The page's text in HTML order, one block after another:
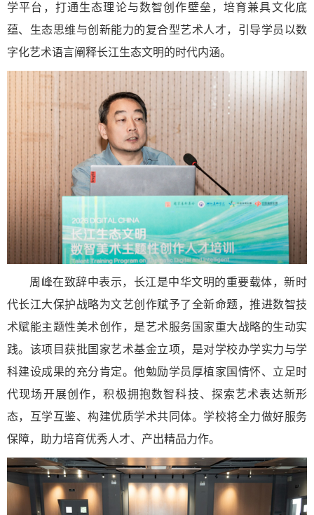
学平台，打通生态理论与数智创作壁垒，培育兼具文化底
蕴、生态思维与创新能力的复合型艺术人才，引导学员以数
字化艺术语言阐释长江生态文明的时代内涵。
周峰在致辞中表示，长江是中华文明的重要载体，新时
代长江大保护战略为文艺创作赋予了全新命题，推进数智技
术赋能主题性美术创作，是艺术服务国家重大战略的生动实
践。该项目获批国家艺术基金立项，是对学校办学实力与学
科建设成果的充分肯定。他勉励学员厚植家国情怀、立足时
代现场开展创作，积极拥抱数智科技、探索艺术表达新形
态，互学互鉴、构建优质学术共同体。学校将全力做好服务
保障，助力培育优秀人才、产出精品力作。